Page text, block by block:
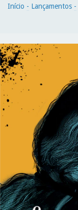
Início - Lançamentos -